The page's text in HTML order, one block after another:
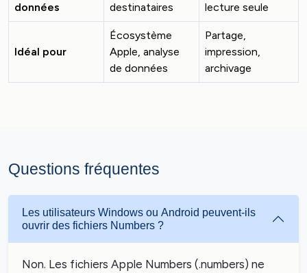
données
destinataires
lecture seule
Idéal pour
Écosystème
Apple, analyse
de données
Partage,
impression,
archivage
Questions fréquentes
Les utilisateurs Windows ou Android peuvent-ils
ouvrir des fichiers Numbers ?
Non. Les fichiers Apple Numbers (.numbers) ne